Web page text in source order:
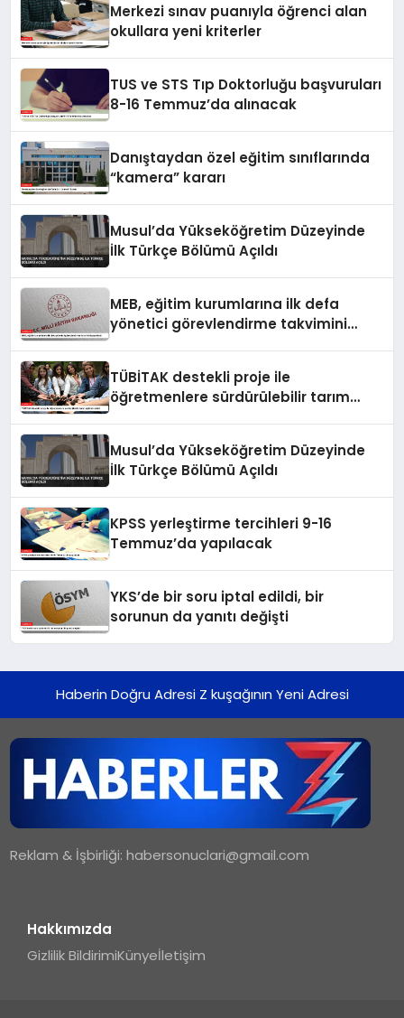
Merkezi sınav puanıyla öğrenci alan
okullara yeni kriterler
TUS ve STS Tıp Doktorluğu başvuruları
8-16 Temmuz’da alınacak
Danıştaydan özel eğitim sınıflarında
“kamera” kararı
Musul’da Yükseköğretim Düzeyinde
İlk Türkçe Bölümü Açıldı
MEB, eğitim kurumlarına ilk defa
yönetici görevlendirme takvimini
TÜBİTAK destekli proje ile
öğretmenlere sürdürülebilir tarım
Musul’da Yükseköğretim Düzeyinde
İlk Türkçe Bölümü Açıldı
KPSS yerleştirme tercihleri 9-16
Temmuz’da yapılacak
YKS’de bir soru iptal edildi, bir
sorunun da yanıtı değişti
Haberin Doğru Adresi Z kuşağının Yeni Adresi
Reklam & İşbirliği:habersonuclari@gmail.com
Hakkımızda
Gizlilik BildirimiKünyeİletişim